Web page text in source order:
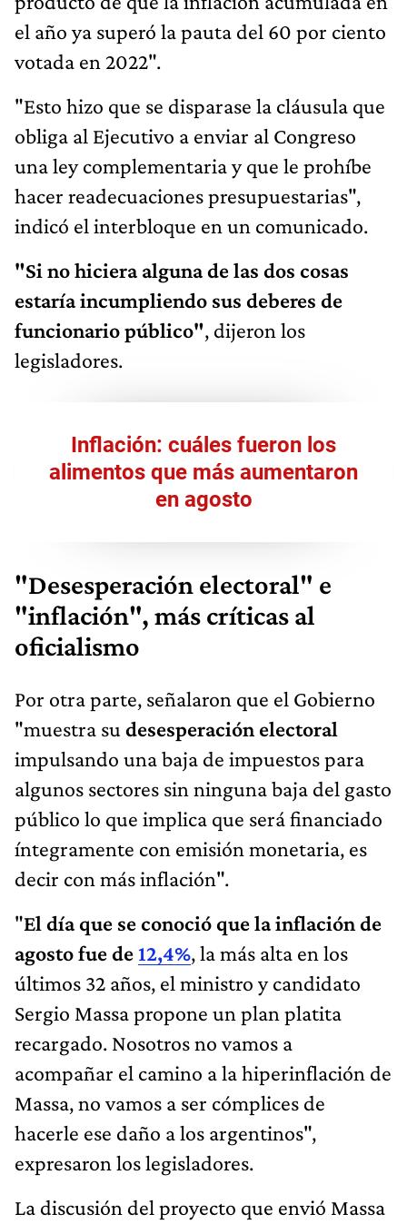
el año ya superó la pauta del 60 por ciento
votada en 2022".
"Esto hizo que se disparase la cláusula que
obliga al Ejecutivo a enviar al Congreso
una ley complementaria y que le prohíbe
hacer readecuaciones presupuestarias",
indicó el interbloque en un comunicado.
"Si no hiciera alguna de las dos cosas
estaría incumpliendo sus deberes de
funcionario público", dijeron los
legisladores.
Inflación: cuáles fueron los
alimentos que más aumentaron
en agosto
"Desesperación electoral" e
"inflación", más críticas al
oficialismo
Por otra parte, señalaron que el Gobierno
"muestra su desesperación electoral
impulsando una baja de impuestos para
algunos sectores sin ninguna baja del gasto
público lo que implica que será financiado
íntegramente con emisión monetaria, es
decir con más inflación".
"El día que se conoció que la inflación de
agosto fue de12,4%, la más alta en los
últimos 32 años, el ministro y candidato
Sergio Massa propone un plan platita
recargado. Nosotros no vamos a
acompañar el camino a la hiperinflación de
Massa, no vamos a ser cómplices de
hacerle ese daño a los argentinos",
expresaron los legisladores.
La discusión del proyecto que envió Massa